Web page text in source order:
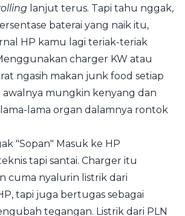
lanjut terus. Tapi tahu nggak,
baterai yang naik itu,
HP kamu lagi teriak-teriak
charger KW atau
ngasih makan junk food setiap
awalnya mungkin kenyang dan
lama organ dalamnya rontok
"Sopan" Masuk ke HP
tapi santai. Charger itu
cuma nyalurin listrik dari
tapi juga bertugas sebagai
tegangan. Listrik dari PLN